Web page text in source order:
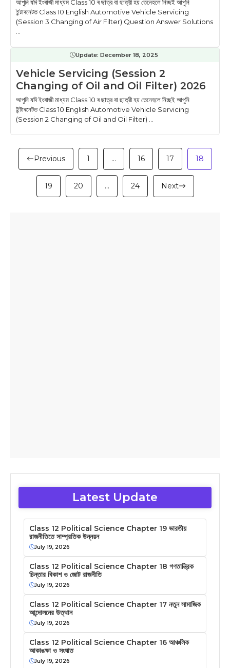
আপুনি যদি ইংৰাজী মাধ্যম Class 10 ৰ ছাত্র বা ছাত্রী হয় তেনেহলে নিচ্ছই আপুনি
ইন্টাৰনেটত Class 10 English Automotive Vehicle Servicing
(Session 3 Changing of Air Filter) Question Answer Solutions
Update: December 18, 2025
Vehicle Servicing (Session 2
Changing of Oil and Oil Filter) 2026
আপুনি যদি ইংৰাজী মাধ্যম Class 10 ৰ ছাত্র বা ছাত্রী হয় তেনেহলে নিচ্ছই আপুনি
ইন্টাৰনেটত Class 10 English Automotive Vehicle Servicing
(Session 2 Changing of Oil and Oil Filter) ...
Previous 1 … 16 17 18
19 20 … 24 Next
Latest Update
Class 12 Political Science Chapter 19 ভারতীয়
রাজনীতিতে সাম্প্রতিক উন্নয়ন
July 19, 2026
Class 12 Political Science Chapter 18 গণতান্ত্রিক
চিন্তার বিকাশ ও জোট রাজনীতি
July 19, 2026
Class 12 Political Science Chapter 17 নতুন সামাজিক
আন্দোলনের উত্থান
July 19, 2026
Class 12 Political Science Chapter 16 আঞ্চলিক
আকাঙক্ষা ও সংঘাত
July 19, 2026